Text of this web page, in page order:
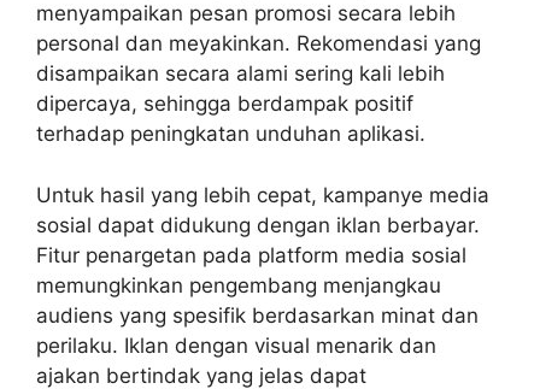
menyampaikan pesan promosi secara lebih
personal dan meyakinkan. Rekomendasi yang
disampaikan secara alami sering kali lebih
dipercaya, sehingga berdampak positif
terhadap peningkatan unduhan aplikasi.
Untuk hasil yang lebih cepat, kampanye media
sosial dapat didukung dengan iklan berbayar.
Fitur penargetan pada platform media sosial
memungkinkan pengembang menjangkau
audiens yang spesifik berdasarkan minat dan
perilaku. Iklan dengan visual menarik dan
ajakan bertindak yang jelas dapat